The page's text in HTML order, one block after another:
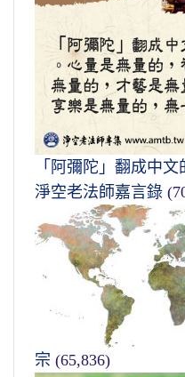
「阿彌陀」翻成中
淨空老法師嘉言錄
宗 (65,836)